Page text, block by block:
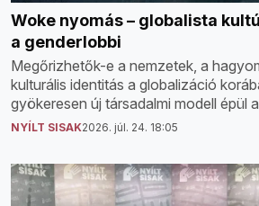
Woke nyomás – globalista
a genderlobbi
Megőrizhetők-e a nemzetek, a
kulturális identitás a globalizáció
gyökeresen új társadalmi modell épül
NYÍLT SISAK2026. júl. 24. 18:05